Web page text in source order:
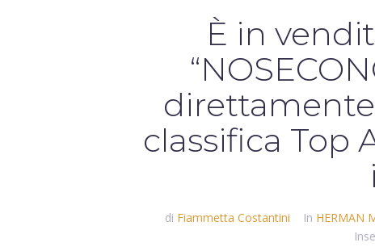
È in
classifica Top
di Fiammetta Costantini In HERMAN